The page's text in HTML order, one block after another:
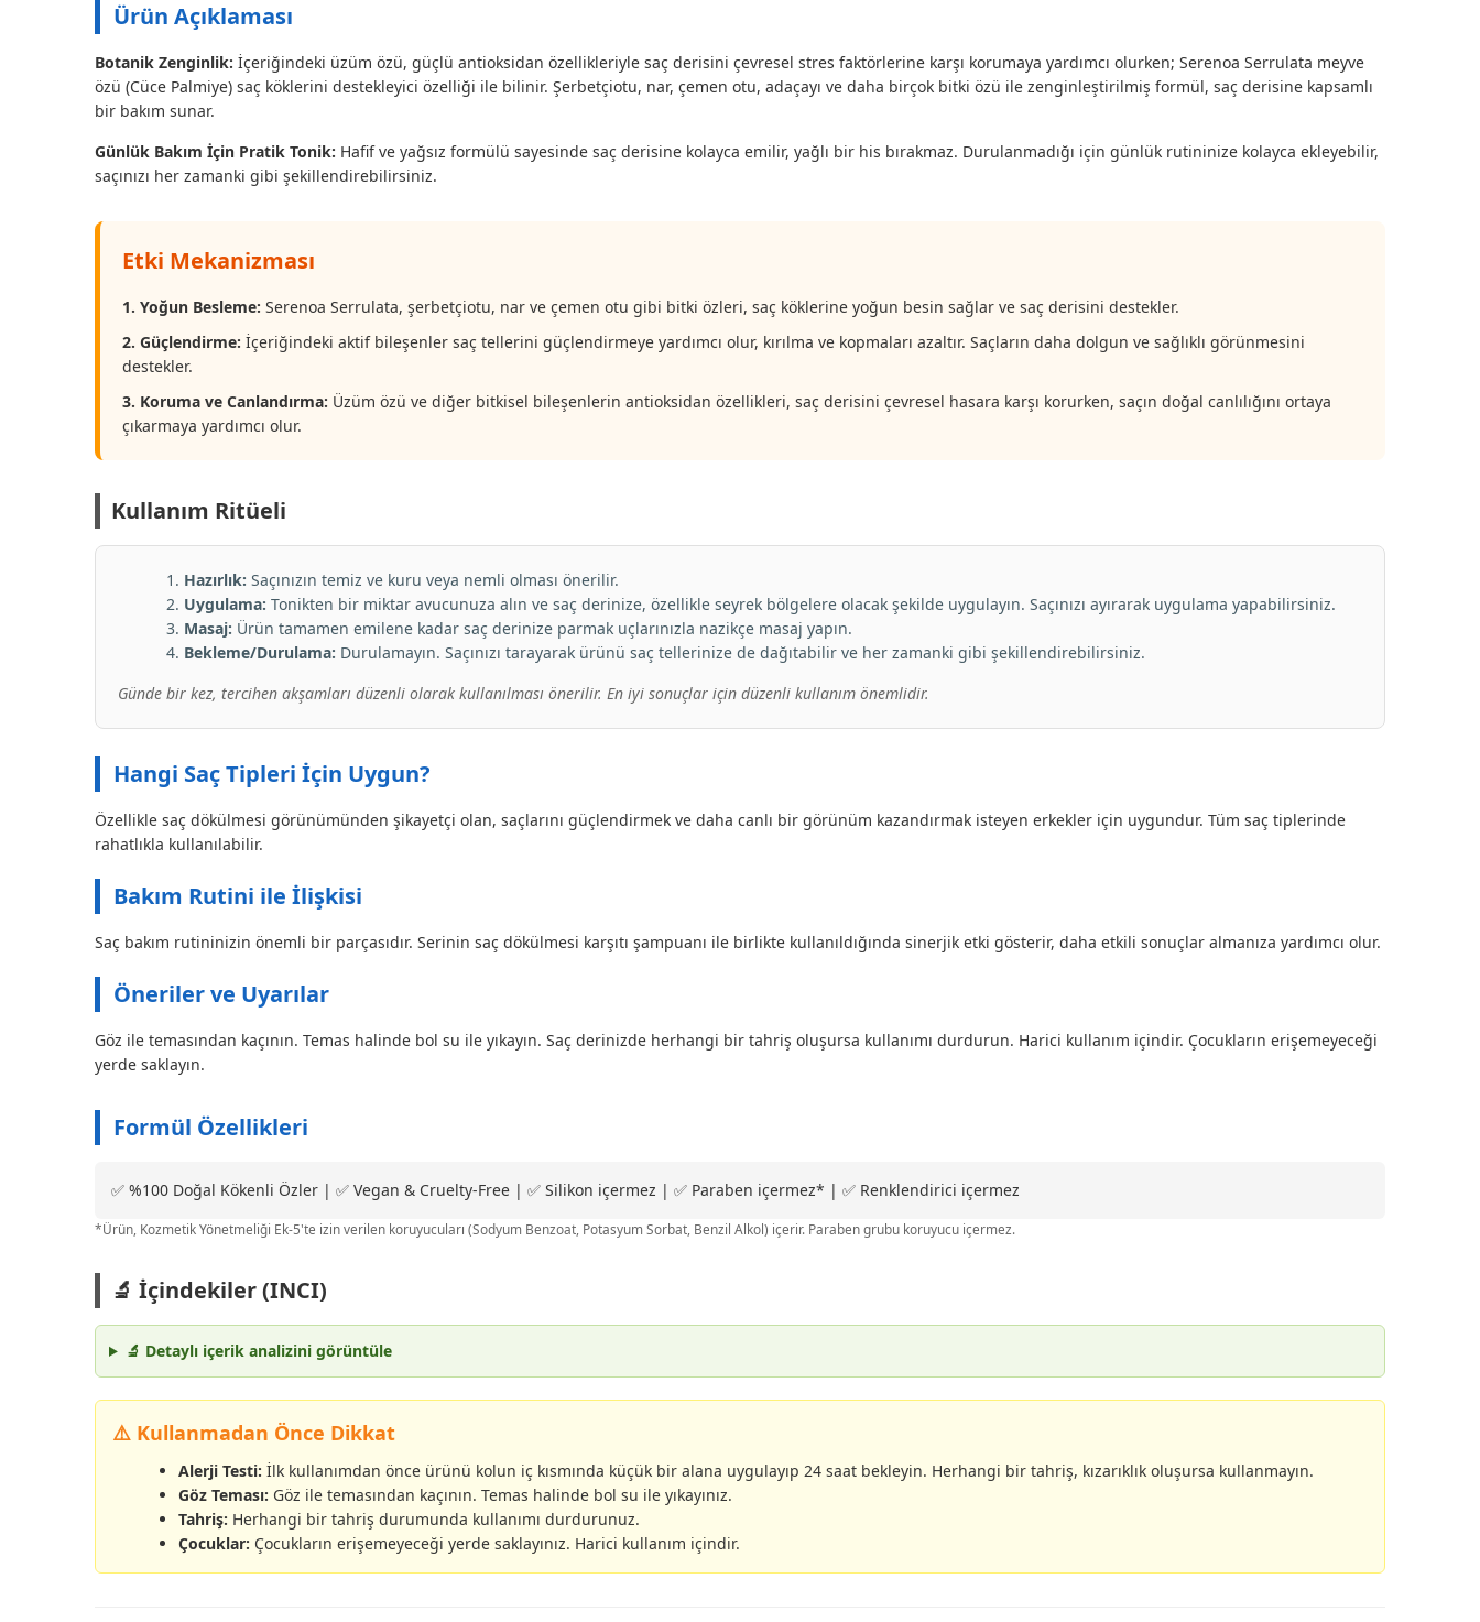
Ürün Açıklaması
Botanik Zenginlik: İçeriğindeki üzüm özü, güçlü antioksidan özellikleriyle saç derisini çevresel stres faktörlerine karşı korumaya yardımcı olurken; Serenoa Serrulata meyve
özü (Cüce Palmiye) saç köklerini destekleyici özelliği ile bilinir. Şerbetçiotu, nar, çemen otu, adaçayı ve daha birçok bitki özü ile zenginleştirilmiş formül, saç derisine kapsamlı
bir bakım sunar.
Günlük Bakım İçin Pratik Tonik: Hafif ve yağsız formülü sayesinde saç derisine kolayca emilir, yağlı bir his bırakmaz. Durulanmadığı için günlük rutininize kolayca ekleyebilir,
saçınızı her zamanki gibi şekillendirebilirsiniz.
Etki Mekanizması
1. Yoğun Besleme: Serenoa Serrulata, şerbetçiotu, nar ve çemen otu gibi bitki özleri, saç köklerine yoğun besin sağlar ve saç derisini destekler.
2. Güçlendirme: İçeriğindeki aktif bileşenler saç tellerini güçlendirmeye yardımcı olur, kırılma ve kopmaları azaltır. Saçların daha dolgun ve sağlıklı görünmesini
destekler.
3. Koruma ve Canlandırma: Üzüm özü ve diğer bitkisel bileşenlerin antioksidan özellikleri, saç derisini çevresel hasara karşı korurken, saçın doğal canlılığını ortaya
çıkarmaya yardımcı olur.
Kullanım Ritüeli
Hazırlık: Saçınızın temiz ve kuru veya nemli olması önerilir.
Uygulama: Tonikten bir miktar avucunuza alın ve saç derinize, özellikle seyrek bölgelere olacak şekilde uygulayın. Saçınızı ayırarak uygulama yapabilirsiniz.
Masaj: Ürün tamamen emilene kadar saç derinize parmak uçlarınızla nazikçe masaj yapın.
Bekleme/Durulama: Durulamayın. Saçınızı tarayarak ürünü saç tellerinize de dağıtabilir ve her zamanki gibi şekillendirebilirsiniz.
Günde bir kez, tercihen akşamları düzenli olarak kullanılması önerilir. En iyi sonuçlar için düzenli kullanım önemlidir.
Hangi Saç Tipleri İçin Uygun?
Özellikle saç dökülmesi görünümünden şikayetçi olan, saçlarını güçlendirmek ve daha canlı bir görünüm kazandırmak isteyen erkekler için uygundur. Tüm saç tiplerinde
rahatlıkla kullanılabilir.
Bakım Rutini ile İlişkisi
Saç bakım rutininizin önemli bir parçasıdır. Serinin saç dökülmesi karşıtı şampuanı ile birlikte kullanıldığında sinerjik etki gösterir, daha etkili sonuçlar almanıza yardımcı olur.
Öneriler ve Uyarılar
Göz ile temasından kaçının. Temas halinde bol su ile yıkayın. Saç derinizde herhangi bir tahriş oluşursa kullanımı durdurun. Harici kullanım içindir. Çocukların erişemeyeceği
yerde saklayın.
Formül Özellikleri
✅ %100 Doğal Kökenli Özler | ✅ Vegan & Cruelty-Free | ✅ Silikon içermez | ✅ Paraben içermez* | ✅ Renklendirici içermez
*Ürün, Kozmetik Yönetmeliği Ek-5'te izin verilen koruyucuları (Sodyum Benzoat, Potasyum Sorbat, Benzil Alkol) içerir. Paraben grubu koruyucu içermez.
🔬 İçindekiler (INCI)
🔬 Detaylı içerik analizini görüntüle
⚠️ Kullanmadan Önce Dikkat
Alerji Testi: İlk kullanımdan önce ürünü kolun iç kısmında küçük bir alana uygulayıp 24 saat bekleyin. Herhangi bir tahriş, kızarıklık oluşursa kullanmayın.
Göz Teması: Göz ile temasından kaçının. Temas halinde bol su ile yıkayınız.
Tahriş: Herhangi bir tahriş durumunda kullanımı durdurunuz.
Çocuklar: Çocukların erişemeyeceği yerde saklayınız. Harici kullanım içindir.